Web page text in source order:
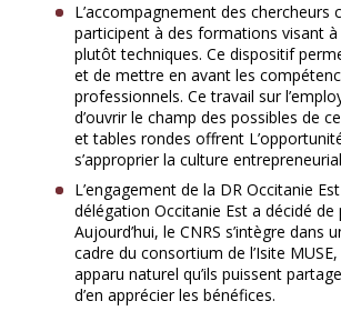
L’accompagnement des
participent à des formations visant à
plutôt techniques. Ce dispositif
et de mettre en avant les
professionnels. Ce travail sur
d’ouvrir le champ des possibles de
et tables rondes offrent
s’approprier la culture
L’engagement de la DR Occitanie
délégation Occitanie Est a décidé
Aujourd’hui, le CNRS s’intègre
cadre du consortium de l’Isite
apparu naturel qu’ils puissent
d’en apprécier les bénéfices.